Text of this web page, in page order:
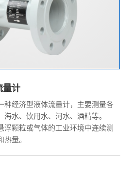
量计
种经济型液体流量计，主要测量各
水、饮用水、河水、酒精等。
浮颗粒或气体的工业环境中连续测
量。